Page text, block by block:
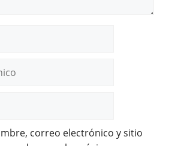
correo electrónico y sitio